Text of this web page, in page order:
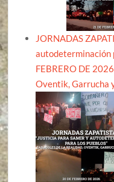
JORNADAS
autodeterminación
FEBRERO DE
Oventik, Garrucha